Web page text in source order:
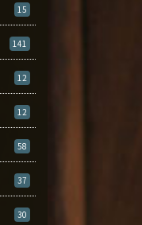
15
141
12
12
58
37
30